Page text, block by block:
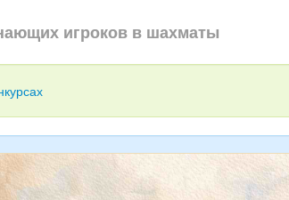
игроков в шахматы